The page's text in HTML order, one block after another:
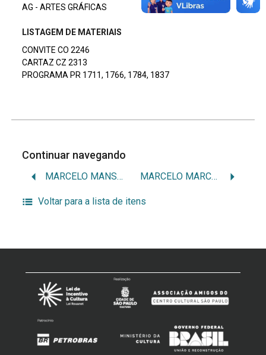
AG - ARTES GRÁFICAS
LISTAGEM DE MATERIAIS
CONVITE CO 2246
CARTAZ CZ 2313
PROGRAMA PR 1711, 1766, 1784, 1837
Continuar navegando
MARCELO MANSFIELD MARCELO MARCUS FONSECA
Voltar para a lista de itens